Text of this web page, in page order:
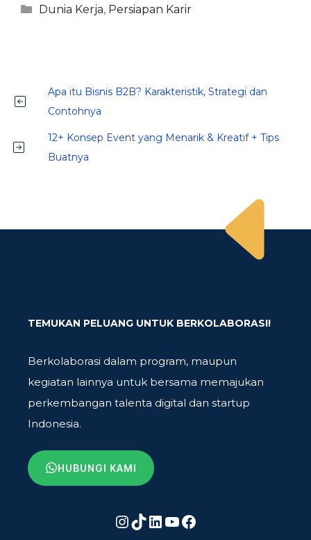
Kategori
Dunia Kerja, Persiapan Karir
Apa itu Bisnis B2B? Karakteristik, Strategi dan
Contohnya
12+ Konsep Event yang Menarik & Kreatif + Tips
Buatnya
TEMUKAN PELUANG UNTUK BERKOLABORASI!
Berkolaborasi dalam program, maupun
kegiatan lainnya untuk bersama memajukan
perkembangan talenta digital dan startup
Indonesia.
HUBUNGI KAMI
Instagram
TikTok
LinkedIn
YouTube
Facebook